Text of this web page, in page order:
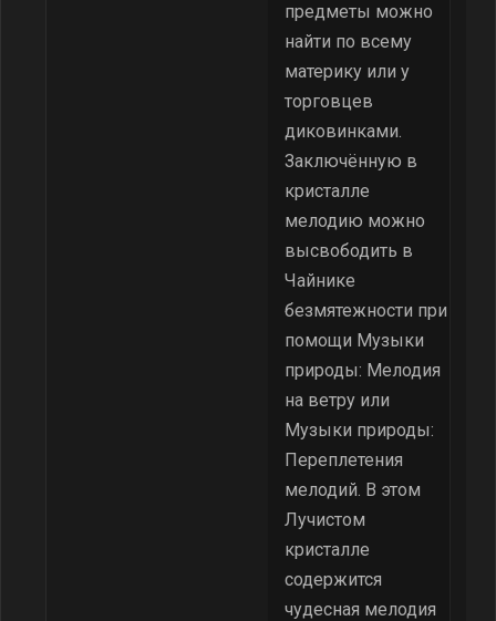
предметы можно
найти по всему
материку или у
торговцев
диковинками.
Заключённую в
кристалле
мелодию можно
высвободить в
Чайнике
безмятежности при
помощи Музыки
природы: Мелодия
на ветру или
Музыки природы:
Переплетения
мелодий. В этом
Лучистом
кристалле
содержится
чудесная мелодия